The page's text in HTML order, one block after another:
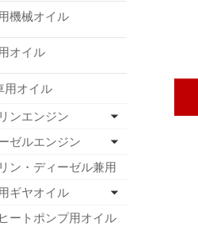
機械オイル
オイル
用オイル
ンエンジン
ゼルエンジン
ン・ディーゼル兼用
ギヤオイル
ートポンプ用オイル